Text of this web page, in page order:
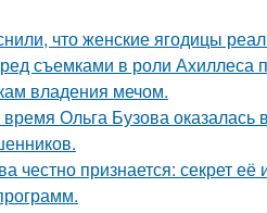
что женские ягодицы
съемками в роли Ахиллеса
владения мечом.
Ольга Бузова оказалась
честно признается: секрет